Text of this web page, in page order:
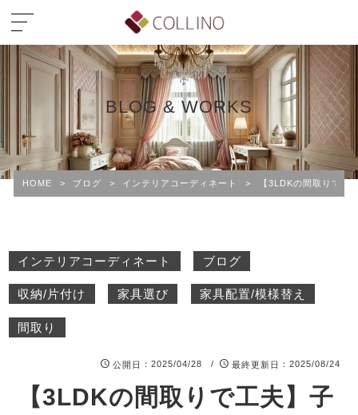
BLOG & WORKS
HOME > ブログ > インテリアコーディネート > 【3LDKの間取りで工
インテリアコーディネート ブログ
収納/片付け 家具選び 家具配置/模様替え
間取り
公開日 ：2025/04/28 / 最終更新日 ：2025/08/24
【3LDKの間取りで工夫】子